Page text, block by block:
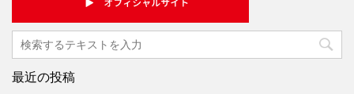
最近の投稿